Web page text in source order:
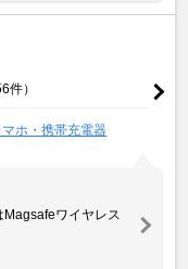
件）
マホ・携帯充電器
ワイヤレス